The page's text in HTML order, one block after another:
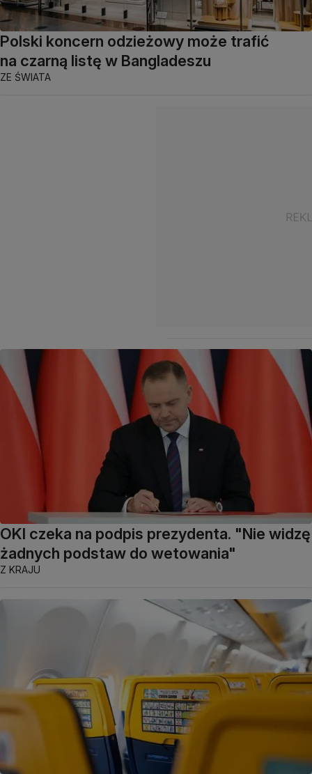
Polski koncern odzieżowy może trafić
na czarną listę w Bangladeszu
ZE ŚWIATA
OKI czeka na podpis prezydenta. "Nie widzę
żadnych podstaw do wetowania"
Z KRAJU